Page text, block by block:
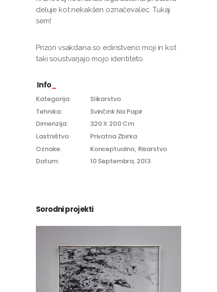
deluje kot nekakšen označevalec. Tukaj
sem!
Prizori vsakdana so edinstveno moji in kot
taki soustvarjajo mojo identiteto.
Info
Kategorija:
Slikarstvo
Tehnika:
Svinčink Na Papir
Dimenzija:
320 X 200 Cm
Lastništvo:
Privatna Zbirka
Oznake:
Konceptualno Risarstvo
Datum:
10 Septembra, 2013
Sorodni projekti